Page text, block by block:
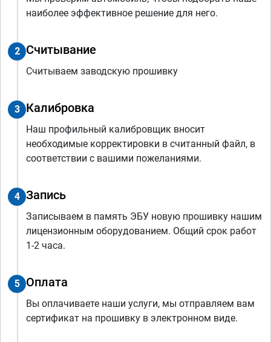
наиболее эффективное решение для него.
2 Считывание
Считываем заводскую прошивку
3 Калибровка
Наш профильный калибровщик вносит
необходимые корректировки в считанный файл, в
соответствии с вашими пожеланиями.
4 Запись
Записываем в память ЭБУ новую прошивку нашим
лицензионным оборудованием. Общий срок работ
1-2 часа.
5 Оплата
Вы оплачиваете наши услуги, мы отправляем вам
сертификат на прошивку в электронном виде.